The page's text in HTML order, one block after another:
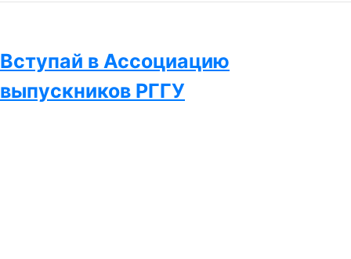
Вступай в Ассоциацию
выпускников РГГУ